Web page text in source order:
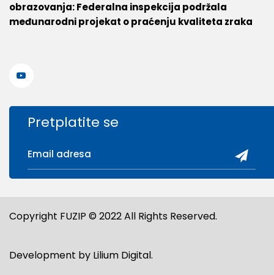
obrazovanja: Federalna inspekcija podržala
međunarodni projekat o praćenju kvaliteta zraka
Pretplatite se
Copyright FUZIP © 2022 All Rights Reserved.
Development by Lilium Digital.